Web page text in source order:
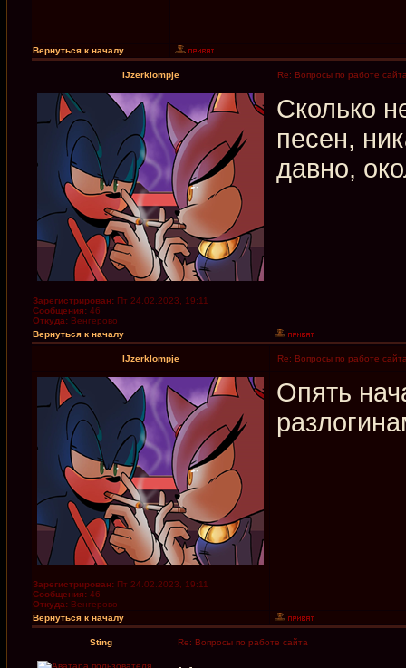
Вернуться к началу
IJzerklompje Re: Вопросы по работе
Зарегистрирован: Пт 24.02.2023, 19:11
Сообщения: 46
Откуда: Венгерово
Сколько
песен,
давно,
Вернуться к началу
IJzerklompje Re: Вопросы по работе
Зарегистрирован: Пт 24.02.2023, 19:11
Сообщения: 46
Откуда: Венгерово
Опять
Вернуться к началу
Sting Re: Вопросы по работе сайта